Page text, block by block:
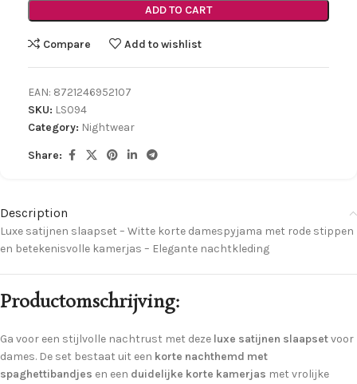
ADD TO CART
Compare Add to wishlist
EAN: 8721246952107
SKU: LS094
Category: Nightwear
Share:
Description
Luxe satijnen slaapset – Witte korte damespyjama met rode stippen
en betekenisvolle kamerjas – Elegante nachtkleding
Productomschrijving:
Ga voor een stijlvolle nachtrust met deze luxe satijnen slaapsetvoor
dames. De set bestaat uit een korte nachthemd met
spaghettibandjes en een duidelijke korte kamerjas met vrolijke